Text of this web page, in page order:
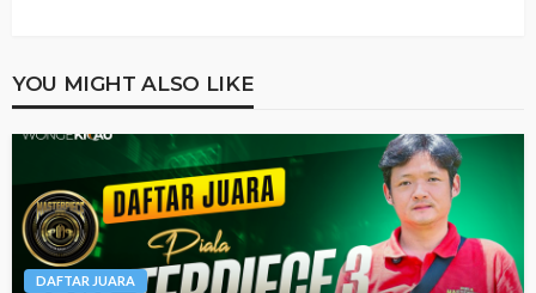
YOU MIGHT ALSO LIKE
DAFTAR JUARA